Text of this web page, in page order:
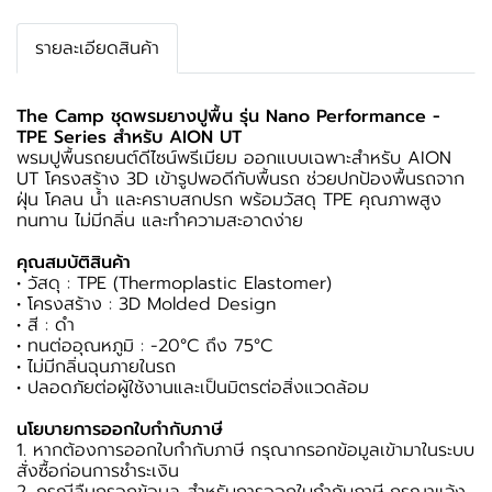
รายละเอียดสินค้า
The Camp ชุดพรมยางปูพื้น รุ่น Nano Performance -
TPE Series สำหรับ AION UT
พรมปูพื้นรถยนต์ดีไซน์พรีเมียม ออกแบบเฉพาะสำหรับ AION
UT โครงสร้าง 3D เข้ารูปพอดีกับพื้นรถ ช่วยปกป้องพื้นรถจาก
ฝุ่น โคลน น้ำ และคราบสกปรก พร้อมวัสดุ TPE คุณภาพสูง
ทนทาน ไม่มีกลิ่น และทำความสะอาดง่าย
คุณสมบัติสินค้า
• วัสดุ : TPE (Thermoplastic Elastomer)
• โครงสร้าง : 3D Molded Design
• สี : ดำ
• ทนต่ออุณหภูมิ : -20°C ถึง 75°C
• ไม่มีกลิ่นฉุนภายในรถ
• ปลอดภัยต่อผู้ใช้งานและเป็นมิตรต่อสิ่งแวดล้อม
นโยบายการออกใบกำกับภาษี
1. หากต้องการออกใบกำกับภาษี กรุณากรอกข้อมูลเข้ามาในระบบ
สั่งซื้อก่อนการชำระเงิน